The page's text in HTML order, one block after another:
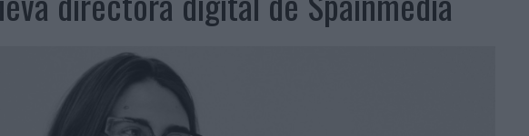
BASTONI COMO NUEVA DIRECTORA COMERCIAL GLOBAL
COLECCIÓN PERSONALIZABLE INSPIRADA EN CORNETTO, CALIPPO Y SOLERO
DE LA CREATIVIDAD
URBANA PARA TRANSFORMAR EL PATRIMONIO HISTÓRICO EN ACTIVOS CULTURALES Y ECONÓMICOS